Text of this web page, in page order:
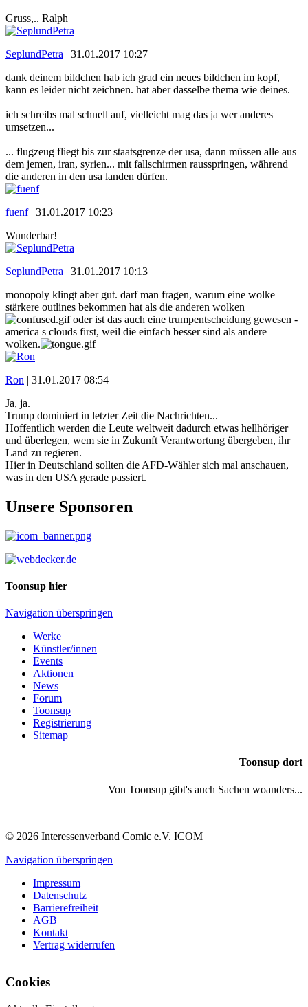
Gruss,.. Ralph
SeplundPetra | 31.01.2017 10:27
dank deinem bildchen hab ich grad ein neues bildchen im kopf,
kann es leider nicht zeichnen. hat aber dasselbe thema wie deines.
ich schreibs mal schnell auf, vielleicht mag das ja wer anderes
umsetzen...
... flugzeug fliegt bis zur staatsgrenze der usa, dann müssen alle aus
dem jemen, iran, syrien... mit fallschirmen rausspringen, während
die anderen in den usa landen dürfen.
fuenf| 31.01.2017 10:23
Wunderbar!
SeplundPetra | 31.01.2017 10:13
monopoly klingt aber gut. darf man fragen, warum eine wolke
stärkere outlines bekommen hat als die anderen wolken
oder ist das auch eine trumpentscheidung gewesen -
america s clouds first, weil die einfach besser sind als andere
wolken.
Ron | 31.01.2017 08:54
Ja, ja.
Trump dominiert in letzter Zeit die Nachrichten...
Hoffentlich werden die Leute weltweit dadurch etwas hellhöriger
und überlegen, wem sie in Zukunft Verantwortung übergeben, ihr
Land zu regieren.
Hier in Deutschland sollten die AFD-Wähler sich mal anschauen,
was in den USA gerade passiert.
Unsere Sponsoren
Toonsup hier
Navigation überspringen
Werke
Künstler/innen
Events
Aktionen
News
Forum
Toonsup
Registrierung
Sitemap
Toonsup dort
Von Toonsup gibt's auch Sachen woanders...
© 2026 Interessenverband Comic e.V. ICOM
Navigation überspringen
Impressum
Datenschutz
Barrierefreiheit
AGB
Kontakt
Vertrag widerrufen
Cookies